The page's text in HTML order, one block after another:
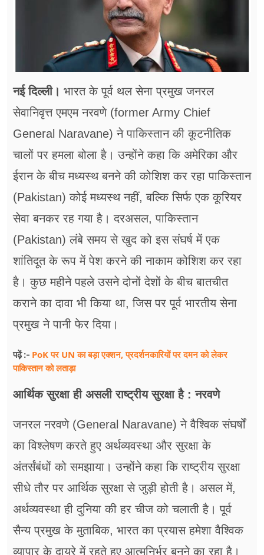
नई दिल्ली। भारत के पूर्व थल सेना प्रमुख जनरल
सेवानिवृत्त एमएम नरवणे (former Army Chief
General Naravane) ने पाकिस्तान की कूटनीतिक
चालों पर हमला बोला है। उन्होंने कहा कि अमेरिका और
ईरान के बीच मध्यस्थ बनने की कोशिश कर रहा पाकिस्तान
(Pakistan) कोई मध्यस्थ नहीं, बल्कि सिर्फ एक कूरियर
सेवा बनकर रह गया है। दरअसल, पाकिस्तान
(Pakistan) लंबे समय से खुद को इस संघर्ष में एक
शांतिदूत के रूप में पेश करने की नाकाम कोशिश कर रहा
है। कुछ महीने पहले उसने दोनों देशों के बीच बातचीत
कराने का दावा भी किया था, जिस पर पूर्व भारतीय सेना
प्रमुख ने पानी फेर दिया।
पढ़ें :- PoK पर UN का बड़ा एक्शन, प्रदर्शनकारियों पर दमन को लेकर
पाकिस्तान को लताड़ा
आर्थिक सुरक्षा ही असली राष्ट्रीय सुरक्षा है : नरवणे
जनरल नरवणे (General Naravane) ने वैश्विक संघर्षों
का विश्लेषण करते हुए अर्थव्यवस्था और सुरक्षा के
अंतर्संबंधों को समझाया। उन्होंने कहा कि राष्ट्रीय सुरक्षा
सीधे तौर पर आर्थिक सुरक्षा से जुड़ी होती है। असल में,
अर्थव्यवस्था ही दुनिया की हर चीज को चलाती है। पूर्व
सैन्य प्रमुख के मुताबिक, भारत का प्रयास हमेशा वैश्विक
व्यापार के दायरे में रहते हुए आत्मनिर्भर बनने का रहा है।